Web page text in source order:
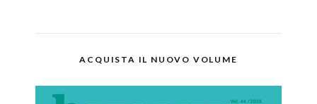
ACQUISTA IL NUOVO VOLUME